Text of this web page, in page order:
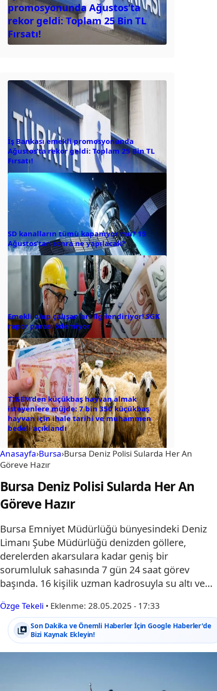
promosyonunda Ağustos’ta
rekor geldi: Toplam 25 Bin TL
Fırsatı!
İş Bankası emekli promosyonunda
Ağustos’ta rekor geldi: Toplam 25 Bin TL
Fırsatı!
SD kanalların tümü kapanıyor mu? 15
Ağustos’tan sonra ne yapılacak?
Emekli olup çalışanları ilgilendiriyor! SGK
rapor parası ödemiyor
TİGEM’den küçükbaş hayvan almak
isteyenlere müjde: 7 bin 350 küçükbaş
hayvan için ihale tarihi ve muhammen
bedeli açıklandı
Anasayfa›Bursa›Bursa Deniz Polisi Sularda Her An
Göreve Hazır
Bursa Deniz Polisi Sularda Her An
Göreve Hazır
Bursa Emniyet Müdürlüğü bünyesindeki Deniz
Limanı Şube Müdürlüğü denizden göllere,
derelerden akarsulara kadar geniş bir
sorumluluk sahasında 7 gün 24 saat görev
başında. 16 kişilik uzman kadrosuyla su altı ve…
Özge Tekeli • Eklenme: 28.05.2025 - 17:33
Son Dakika ve Önemli Haberler İçin Google Haberler'de
Bizi Kaynak Ekleyin!